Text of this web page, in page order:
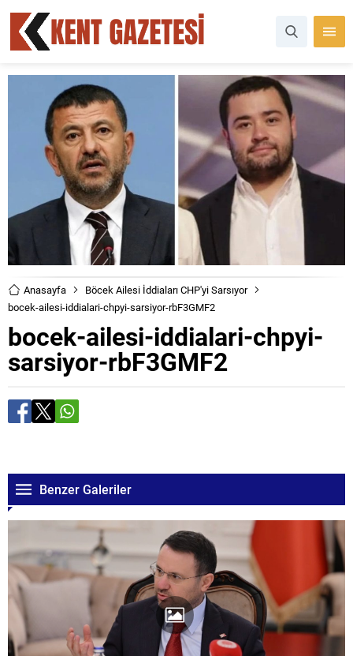
Anasayfa
Böcek Ailesi İddiaları CHP'yi Sarsıyor
bocek-ailesi-iddialari-chpyi-sarsiyor-rbF3GMF2
bocek-ailesi-iddialari-chpyi-
sarsiyor-rbF3GMF2
Benzer Galeriler